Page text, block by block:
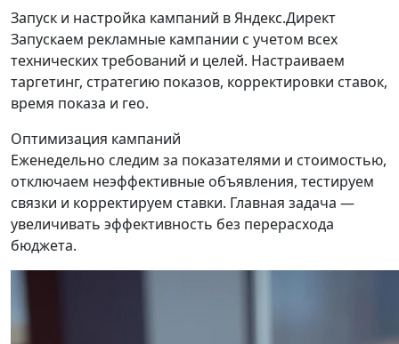
Запуск и настройка кампаний в Яндекс.Директ
Запускаем рекламные кампании с учетом всех
технических требований и целей. Настраиваем
таргетинг, стратегию показов, корректировки ставок,
время показа и гео.
Оптимизация кампаний
Еженедельно следим за показателями и стоимостью,
отключаем неэффективные объявления, тестируем
связки и корректируем ставки. Главная задача —
увеличивать эффективность без перерасхода
бюджета.